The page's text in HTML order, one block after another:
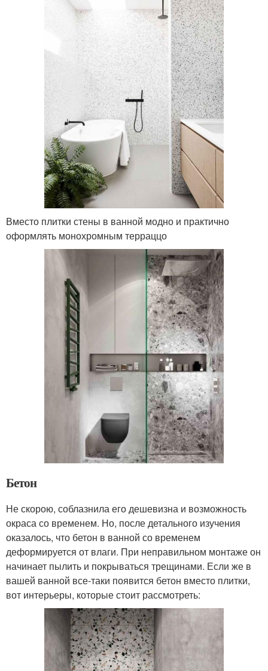
Вместо плитки стены в ванной модно и практично
оформлять монохромным терраццо
Бетон
Не скорою, соблазнила его дешевизна и возможность
окраса со временем. Но, после детального изучения
оказалось, что бетон в ванной со временем
деформируется от влаги. При неправильном монтаже он
начинает пылить и покрываться трещинами. Если же в
вашей ванной все-таки появится бетон вместо плитки,
вот интерьеры, которые стоит рассмотреть: